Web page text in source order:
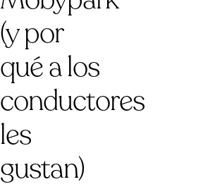
(y por
qué a los
conductores
les
gustan)